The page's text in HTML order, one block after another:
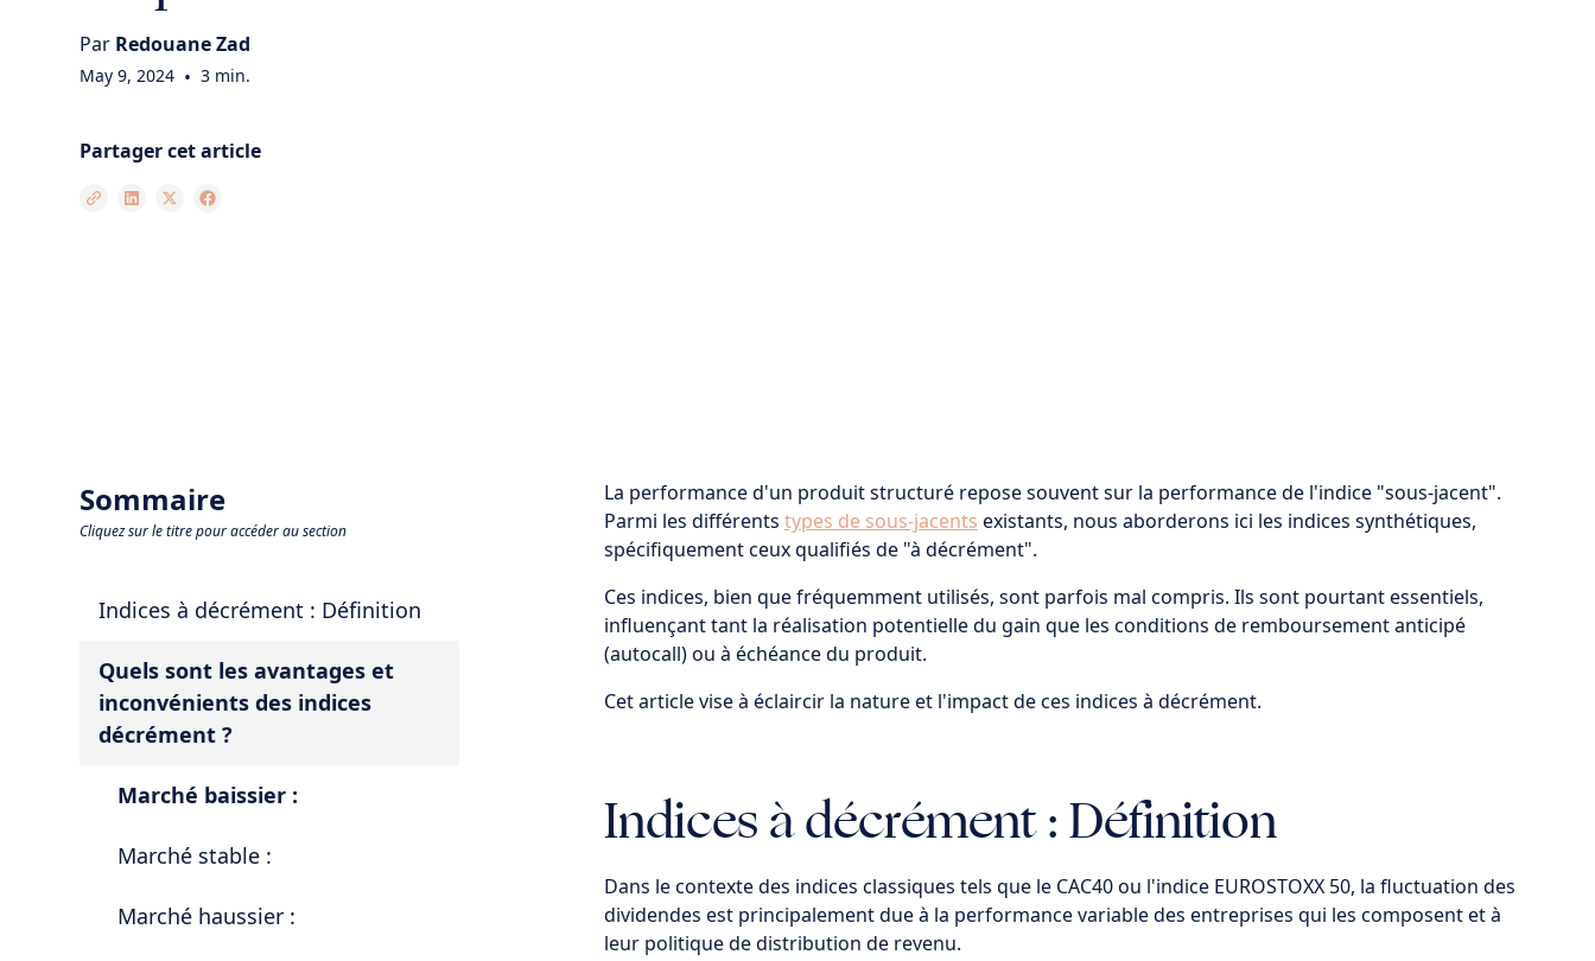
Par Redouane Zad
May 9, 2024 • 3 min.
Partager cet article
Sommaire
Cliquez sur le titre pour accéder au section
Indices à décrément : Définition
Quels sont les avantages et
inconvénients des indices
décrément ?
Marché baissier :
Marché stable :
Marché haussier :
La performance d'un produit structuré repose souvent sur la performance de l'indice "sous-jacent".
Parmi les différents types de sous-jacents existants, nous aborderons ici les indices synthétiques,
spécifiquement ceux qualifiés de "à décrément".
Ces indices, bien que fréquemment utilisés, sont parfois mal compris. Ils sont pourtant essentiels,
influençant tant la réalisation potentielle du gain que les conditions de remboursement anticipé
(autocall) ou à échéance du produit.
Cet article vise à éclaircir la nature et l'impact de ces indices à décrément.
Indices à décrément : Définition
Dans le contexte des indices classiques tels que le CAC40 ou l'indice EUROSTOXX 50, la fluctuation des
dividendes est principalement due à la performance variable des entreprises qui les composent et à
leur politique de distribution de revenu.